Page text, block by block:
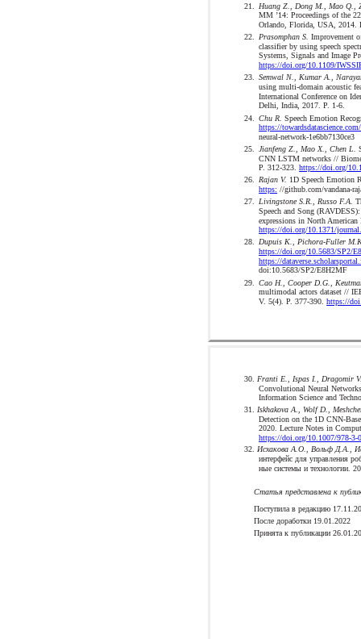
21.
Huang Z., Dong M., Mao Q.,
MM ’14: Proceedings of the
Orlando, Florida, USA, 2014.
22. Prasomphan S. Improvement
classifier by using speech
Systems, Signals and Image
https://doi.org/10.1109/
23. Semwal N., Kumar A.,
using multi-domain acoustic
International Conference on
Delhi, India, 2017. P. 1-6.
24.
Chu R. Speech Emotion
https://
neural-network-1e6bb7130ce3
25.
Jianfeng Z., Mao X., Chen L.
CNN LSTM networks //
P. 312-323.https://doi.org/
26. Rajan V. 1D Speech Emotion
https: //github.com/vandana-
27. Livingstone S.R., Russo F.A.
Speech and Song
expressions in North
https://doi.org/10.1371/
28. Dupuis K., Pichora-Fuller
https://doi.org/10.5683/SP2/
https://
doi:10.5683/SP2/E8H2MF
29.
Cao H., Cooper D.G.,
multimodal actors dataset //
V. 5(4). P. 377-390.https://
30. Franti E., Ispas I., Dragomir
Convolutional Neural
Information Science and
31.
Iskhakova A., Wolf D.,
Detection on the 1D CNN-
2020. Lecture Notes in
https://doi.org/10.1007/978-3-
32. Исхакова А.О., Вольф Д.А.,
интерфейс для управления
ные системы и технологии.
Статья представлена к
Поступила в редакцию
После доработки 19.01.2022
Принята к публикации